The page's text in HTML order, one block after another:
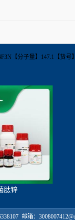
【分子量】147.1【货
肽锌
邮箱：